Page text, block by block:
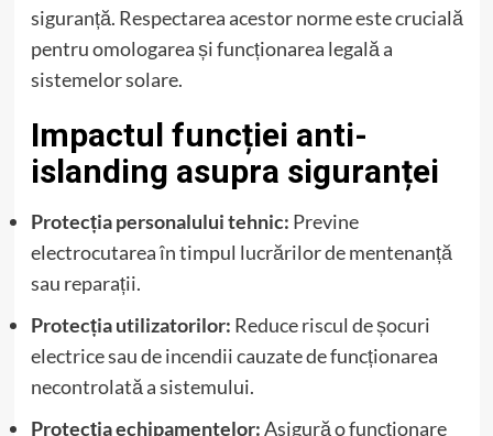
siguranță. Respectarea acestor norme este crucială
pentru omologarea și funcționarea legală a
sistemelor solare.
Impactul funcției anti-
islanding asupra siguranței
Protecția personalului tehnic: Previne
electrocutarea în timpul lucrărilor de mentenanță
sau reparații.
Protecția utilizatorilor: Reduce riscul de șocuri
electrice sau de incendii cauzate de funcționarea
necontrolată a sistemului.
Protecția echipamentelor:Asigură o funcționare